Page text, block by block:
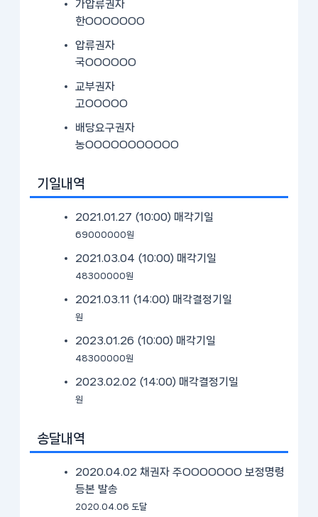
가압류권자
한OOOOOOO
압류권자
국OOOOOO
교부권자
고OOOOO
배당요구권자
농OOOOOOOOOOO
기일내역
2021.01.27 (10:00) 매각기일
69000000원
2021.03.04 (10:00) 매각기일
48300000원
2021.03.11 (14:00) 매각결정기일
원
2023.01.26 (10:00) 매각기일
48300000원
2023.02.02 (14:00) 매각결정기일
원
송달내역
2020.04.02 채권자 주OOOOOOO 보정명령
등본 발송
2020.04.06 도달